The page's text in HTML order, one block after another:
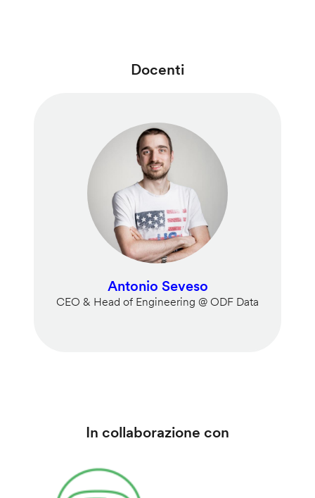
Docenti
Antonio Seveso
CEO & Head of Engineering @ ODF Data
In collaborazione con